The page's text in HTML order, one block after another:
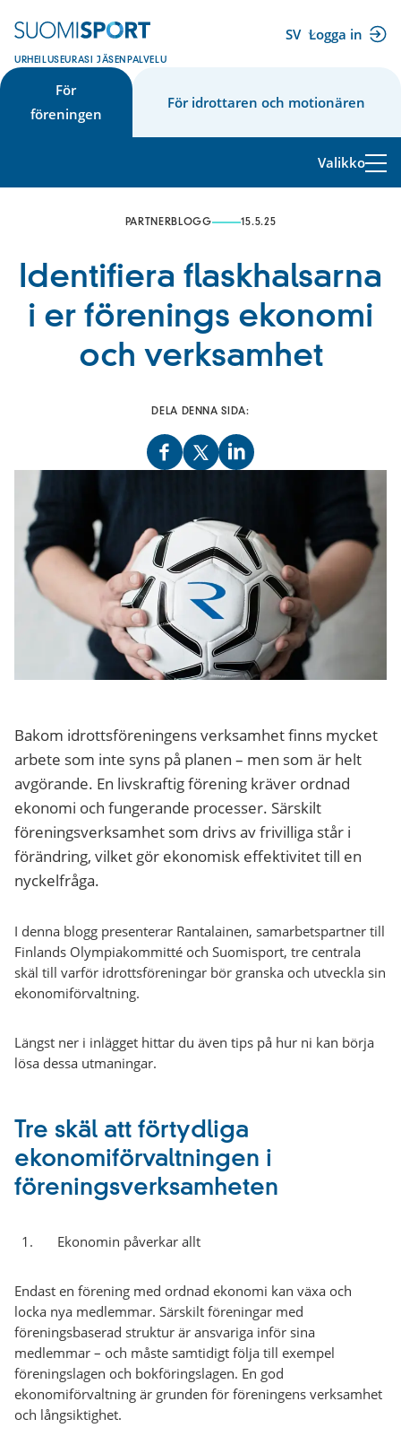
till
URHEILUSEURASI JÄSENPALVELU
SV Logga in
(extern
För
föreningen
För idrottaren och motionären
Valikko
PARTNERBLOGG 15.5.25
Identifiera flaskhalsarna
i er förenings ekonomi
och verksamhet
DELA DENNA SIDA:
Bakom idrottsföreningens verksamhet finns mycket
arbete som inte syns på planen – men som är helt
avgörande. En livskraftig förening kräver ordnad
ekonomi och fungerande processer. Särskilt
föreningsverksamhet som drivs av frivilliga står i
förändring, vilket gör ekonomisk effektivitet till en
nyckelfråga.
I denna blogg presenterar Rantalainen, samarbetspartner till
Finlands Olympiakommitté och Suomisport, tre centrala
skäl till varför idrottsföreningar bör granska och utveckla sin
ekonomiförvaltning.
Längst ner i inlägget hittar du även tips på hur ni kan börja
lösa dessa utmaningar.
Tre skäl att förtydliga
ekonomiförvaltningen i
föreningsverksamheten
Ekonomin påverkar allt
Endast en förening med ordnad ekonomi kan växa och
locka nya medlemmar. Särskilt föreningar med
föreningsbaserad struktur är ansvariga inför sina
medlemmar – och måste samtidigt följa till exempel
föreningslagen och bokföringslagen. En god
ekonomiförvaltning är grunden för föreningens verksamhet
och långsiktighet.